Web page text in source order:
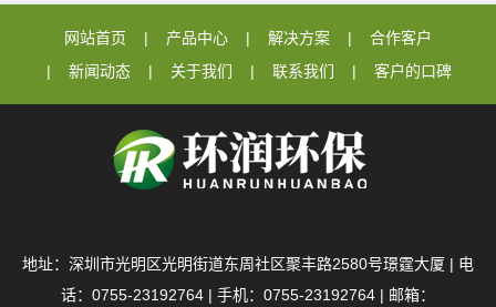
网站首页 产品中心 解决方案
合作客户
新闻动态
关于我们 联系我们 客户的口碑
地址：深圳市光明区光明街道东周社区聚丰路2580号璟霆大厦 | 电
话：0755-23192764 | 手机：0755-23192764 | 邮箱：